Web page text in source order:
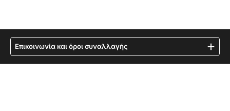
Επικοινωνία και όροι συναλλαγής